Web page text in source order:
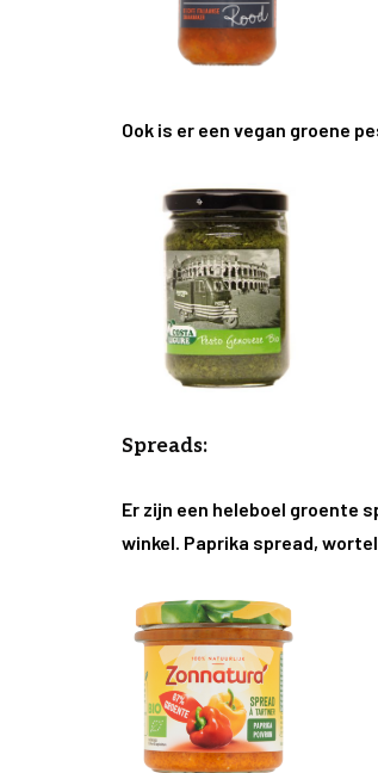
Ook is er een vegan groene
Spreads:
Er zijn een heleboel groente
winkel. Paprika spread,